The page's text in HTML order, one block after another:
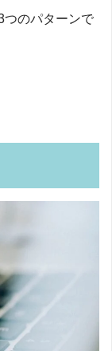
つのパターンで